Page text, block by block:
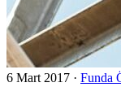
6 Mart 2017 · Funda